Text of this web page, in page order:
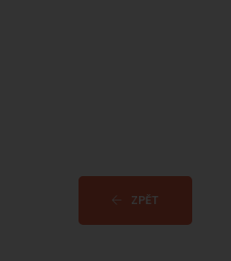
ZPĚT